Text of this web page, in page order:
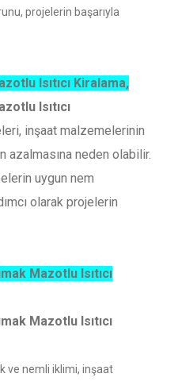
projelerin başarıyla
Isıtıcı Kiralama,
Isıtıcı
inşaat malzemelerinin
azalmasına neden olabilir.
uygun nem
olarak projelerin
Mazotlu Isıtıcı
Mazotlu Isıtıcı
ve nemli iklimi, inşaat